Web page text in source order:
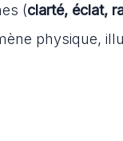
(clarté, éclat,
physique,